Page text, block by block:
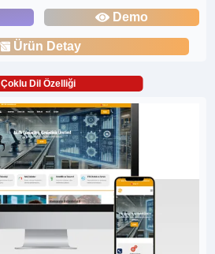
Demo
Ürün Detay
Çoklu Dil Özelliği